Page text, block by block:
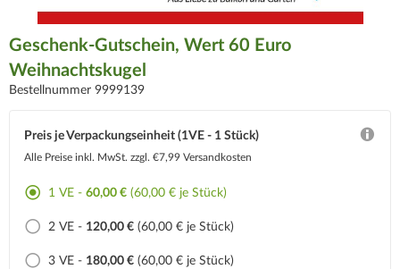
Geschenk-Gutschein, Wert 60 Euro
Weihnachtskugel
Bestellnummer 9999139
Preis je Verpackungseinheit (1VE - 1 Stück)
Alle Preise inkl. MwSt. zzgl. €7,99 Versandkosten
1 VE - 60,00 € (60,00 € je Stück)
2 VE - 120,00 € (60,00 € je Stück)
3 VE - 180,00 € (60,00 € je Stück)